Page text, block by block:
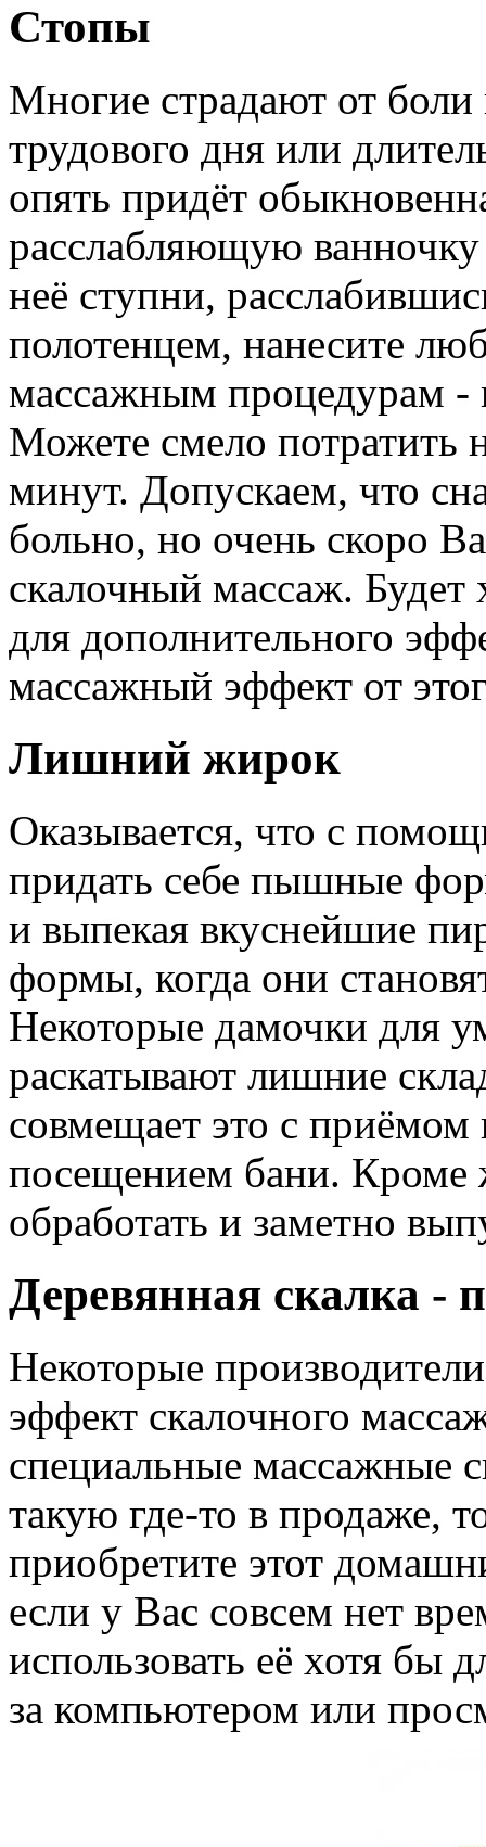
Стопы
Многие страдают от боли
трудового дня или
опять придёт
расслабляющую ванночку
неё ступни,
полотенцем, нанесите
массажным процедурам -
Можете смело потратить
минут. Допускаем, что
больно, но очень скоро
скалочный массаж.
для дополнительного
массажный эффект от
Лишний жирок
Оказывается, что с
придать себе пышные
и выпекая вкуснейшие
формы, когда они
Некоторые дамочки для
раскатывают лишние
совмещает это с
посещением бани. Кроме
обработать и заметно
Деревянная скалка -
Некоторые
эффект скалочного
специальные массажные
такую где-то в продаже,
приобретите этот
если у Вас совсем нет
использовать её хотя бы
за компьютером или